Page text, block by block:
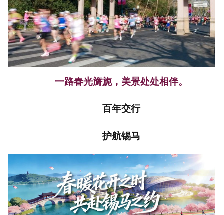
一路春光旖旎，美景处处相伴。
百年交行
护航锡马